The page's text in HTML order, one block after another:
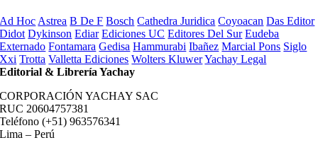
Ad Hoc Astrea B De F Bosch Cathedra Juridica Coyoacan Das Editor
Didot Dykinson Ediar Ediciones UC Editores Del Sur Eudeba
Externado Fontamara Gedisa Hammurabi Ibañez Marcial Pons Siglo
Xxi Trotta Valletta Ediciones Wolters KluwerYachay Legal
Editorial & Librería Yachay
CORPORACIÓN YACHAY SAC
RUC 20604757381
Teléfono (+51) 963576341
Lima – Perú